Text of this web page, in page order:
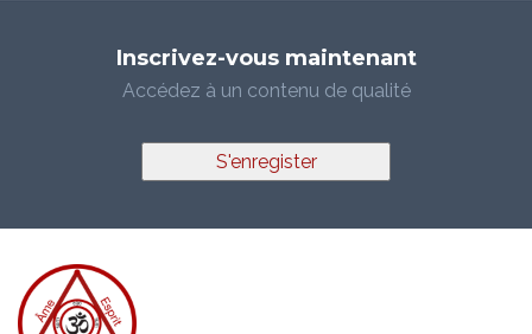
Inscrivez-vous maintenant
Accédez à un contenu de qualité
S'enregister